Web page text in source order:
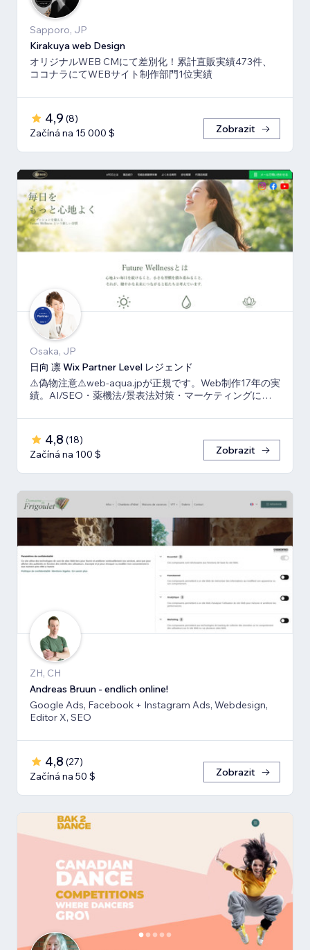
Sapporo, JP
Kirakuya web Design
オリジナルWEB CMにて差別化！累計直販実績473件、
ココナラにてWEBサイト制作部門1位実績
4,9 (8)
Začíná na 15 000 $
Zobrazit
Osaka, JP
日向 凛 Wix Partner Level レジェンド
⚠️偽物注意⚠️web-aqua.jpが正規です。Web制作17年の実
績。AI/SEO・薬機法/景表法対策・マーケティングに強
4,8 (18)
Začíná na 100 $
Zobrazit
ZH, CH
Andreas Bruun - endlich online!
Google Ads, Facebook + Instagram Ads, Webdesign,
Editor X, SEO
4,8 (27)
Začíná na 50 $
Zobrazit